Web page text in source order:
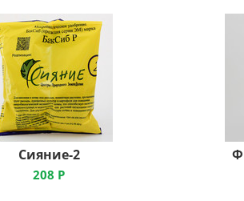
Сияние-2
208 Р